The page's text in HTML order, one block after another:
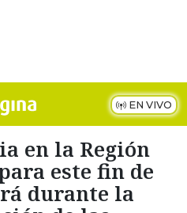
EN VIVO
en la Región
este fin de
durante la